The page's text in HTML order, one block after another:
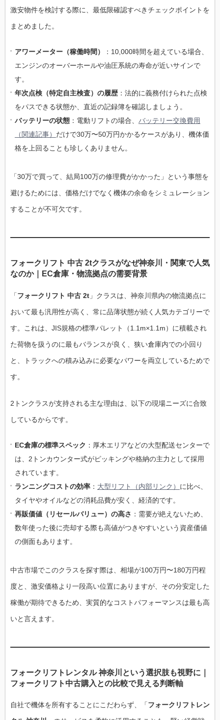
激安物件を検討する際に、最低限確認すべきチェックポイントを
まとめました。
アワーメーター（稼働時間）
：10,000時間を超えている場合、
エンジンのオーバーホールや油圧系統の寿命が近いサインで
す。
年次点検（特定自主検査）の履歴 ：法的に義務付けられた点検
をパスできる状態か、直近の記録簿を確認しましょう。
バッテリーの状態 ：電動リフトの場合、 バッテリー交換費用
（関連記事） だけで30万〜50万円かかるケースがあり、機体価
格を上回ることも珍しくありません。
「30万で買って、結局100万の修理費がかかった」という事態を
避けるためには、価格だけでなく機体の余命をシミュレーション
することが不可欠です。
フォークリフト 中古 2tクラスがなぜ神奈川・関東で人気
なのか｜EC倉庫・物流拠点の需要背景
「フォークリフト 中古 2t 」クラスは、神奈川県内の物流拠点に
おいて最も汎用性が高く、常に品薄状態が続く人気カテゴリーで
す。これは、JIS規格の標準パレット（1.1m×1.1m）に積載され
た荷物を扱うのに最もバランスが良く、狭い倉庫内での小回り
と、トラックへの積み込みに必要なパワーを両立しているためで
す。
2トンクラスが支持される主な理由は、以下の現場ニーズに合致
しているからです。
EC倉庫の標準スペック ：厚木エリアなどの大型配送センターで
は、2トンカウンター式がピッキングや格納の主力として採用
されています。
ランニングコストの効率 ： 大型リフト（内部リンク） に比べ、
タイヤやオイルなどの消耗品費が安く、経済的です。
再販価値（リセールバリュー）の高さ ：需要が絶えないため、
数年使った後に売却する際も高値がつきやすいという資産価値
の側面もあります。
中古市場でこのクラスを探す際は、相場が100万円〜180万円程
度と、激安価格より一段高い位置にありますが、その分安定した
稼働が期待できるため、実質的なコストパフォーマンスは最も高
いと言えます。
フォークリフトレンタル 神奈川という選択肢も視野に｜
フォークリフト中古購入との比較で見える判断軸
自社で機体を所有することにこだわらず、「フォークリフトレン